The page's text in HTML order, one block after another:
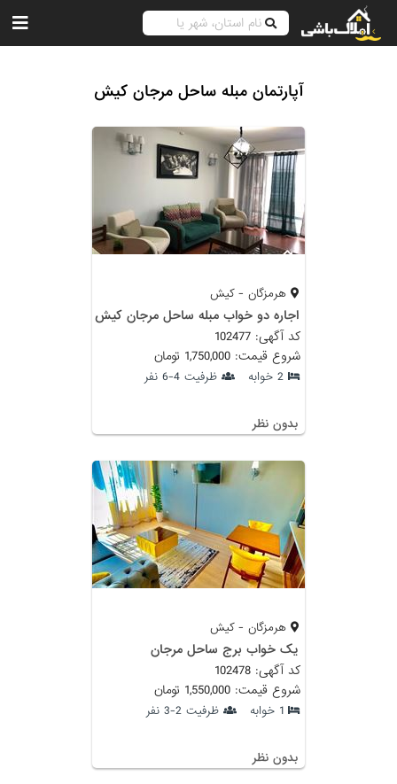
آپارتمان مبله ساحل مرجان کیش
هرمزگان - کیش
اجاره دو خواب مبله ساحل مرجان کیش
کد آگهی: 102477
شروع قیمت: 1,750,000 تومان
2 خوابه ظرفیت 4-6 نفر
بدون نظر
هرمزگان - کیش
یک خواب برج ساحل مرجان
کد آگهی: 102478
شروع قیمت: 1,550,000 تومان
1 خوابه ظرفیت 2-3 نفر
بدون نظر